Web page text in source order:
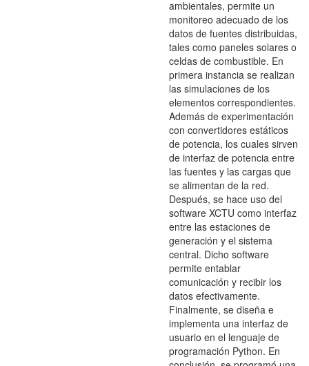
ambientales, permite un
monitoreo adecuado de los
datos de fuentes distribuidas,
tales como paneles solares o
celdas de combustible. En
primera instancia se realizan
las simulaciones de los
elementos correspondientes.
Además de experimentación
con convertidores estáticos
de potencia, los cuales sirven
de interfaz de potencia entre
las fuentes y las cargas que
se alimentan de la red.
Después, se hace uso del
software XCTU como interfaz
entre las estaciones de
generación y el sistema
central. Dicho software
permite entablar
comunicación y recibir los
datos efectivamente.
Finalmente, se diseña e
implementa una interfaz de
usuario en el lenguaje de
programación Python. En